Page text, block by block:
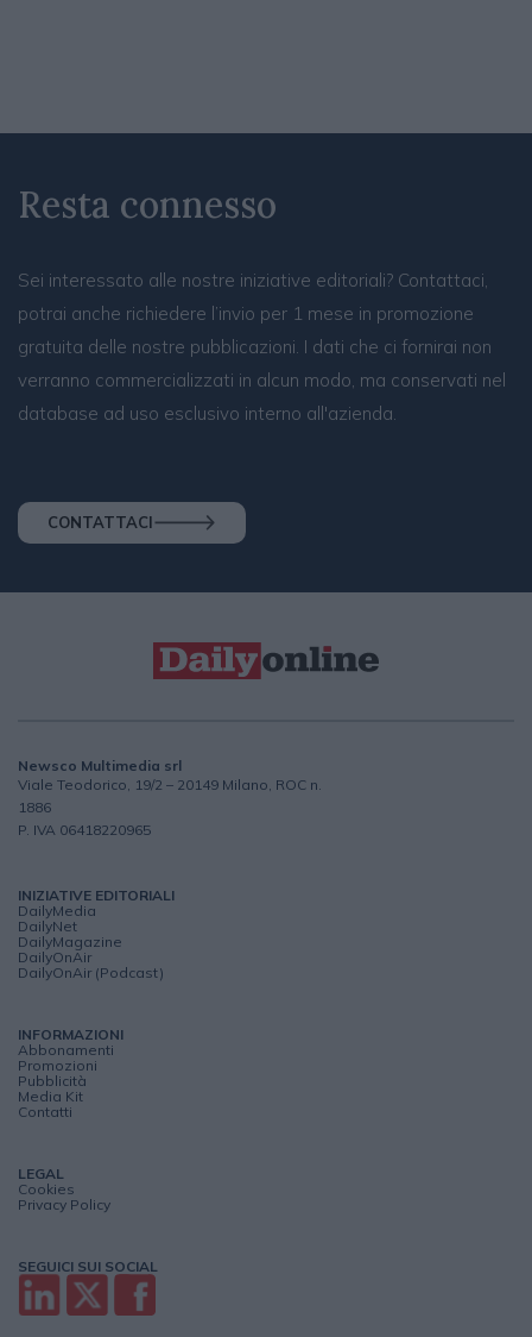
Resta connesso
Sei interessato alle nostre iniziative editoriali? Contattaci,
potrai anche richiedere l’invio per 1 mese in promozione
gratuita delle nostre pubblicazioni. I dati che ci fornirai non
verranno commercializzati in alcun modo, ma conservati nel
database ad uso esclusivo interno all'azienda.
CONTATTACI
Newsco Multimedia srl
Viale Teodorico, 19/2 – 20149 Milano, ROC n.
1886
P. IVA 06418220965
INIZIATIVE EDITORIALI
DailyMedia
DailyNet
DailyMagazine
DailyOnAir
DailyOnAir (Podcast)
INFORMAZIONI
Abbonamenti
Promozioni
Pubblicità
Media Kit
Contatti
LEGAL
Cookies
Privacy Policy
SEGUICI SUI SOCIAL